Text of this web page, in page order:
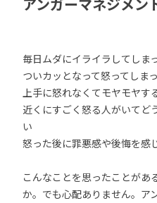
毎日ムダにイライラしてしま
ついカッとなって怒ってしま
上手に怒れなくてモヤモヤす
近くにすごく怒る人がいてど
い
怒った後に罪悪感や後悔を
こんなことを思ったことがあ
か。でも心配ありません。ア